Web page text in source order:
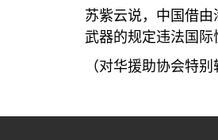
苏紫云说，中国借
武器的规定违法国际
（对华援助协会特别